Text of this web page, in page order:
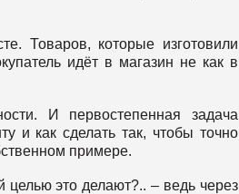
Товаров, которые изготовили
идёт в магазин не как в
И первостепенная задача
и как сделать так, чтобы точно
примере.
целью это делают?.. – ведь через